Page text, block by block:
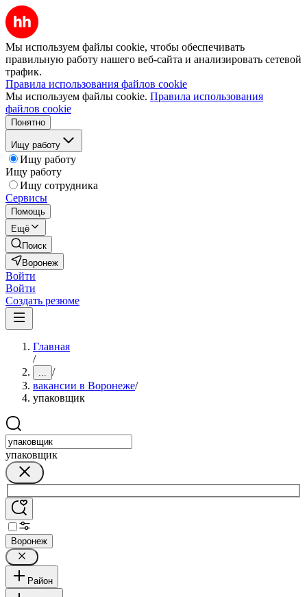
Мы используем файлы cookie, чтобы обеспечивать
правильную работу нашего веб-сайта и анализировать сетевой
трафик.
Правила использования файлов cookie
Мы используем файлы cookie. Правила использования
файлов cookie
Понятно
Ищу работу
Ищу работу
Ищу работу
Ищу сотрудника
Сервисы
Помощь
Ещё
Поиск
Воронеж
Войти
Войти
Создать резюме
Главная
/
... /
вакансии в Воронеже/
упаковщик
упаковщик
Воронеж
Район